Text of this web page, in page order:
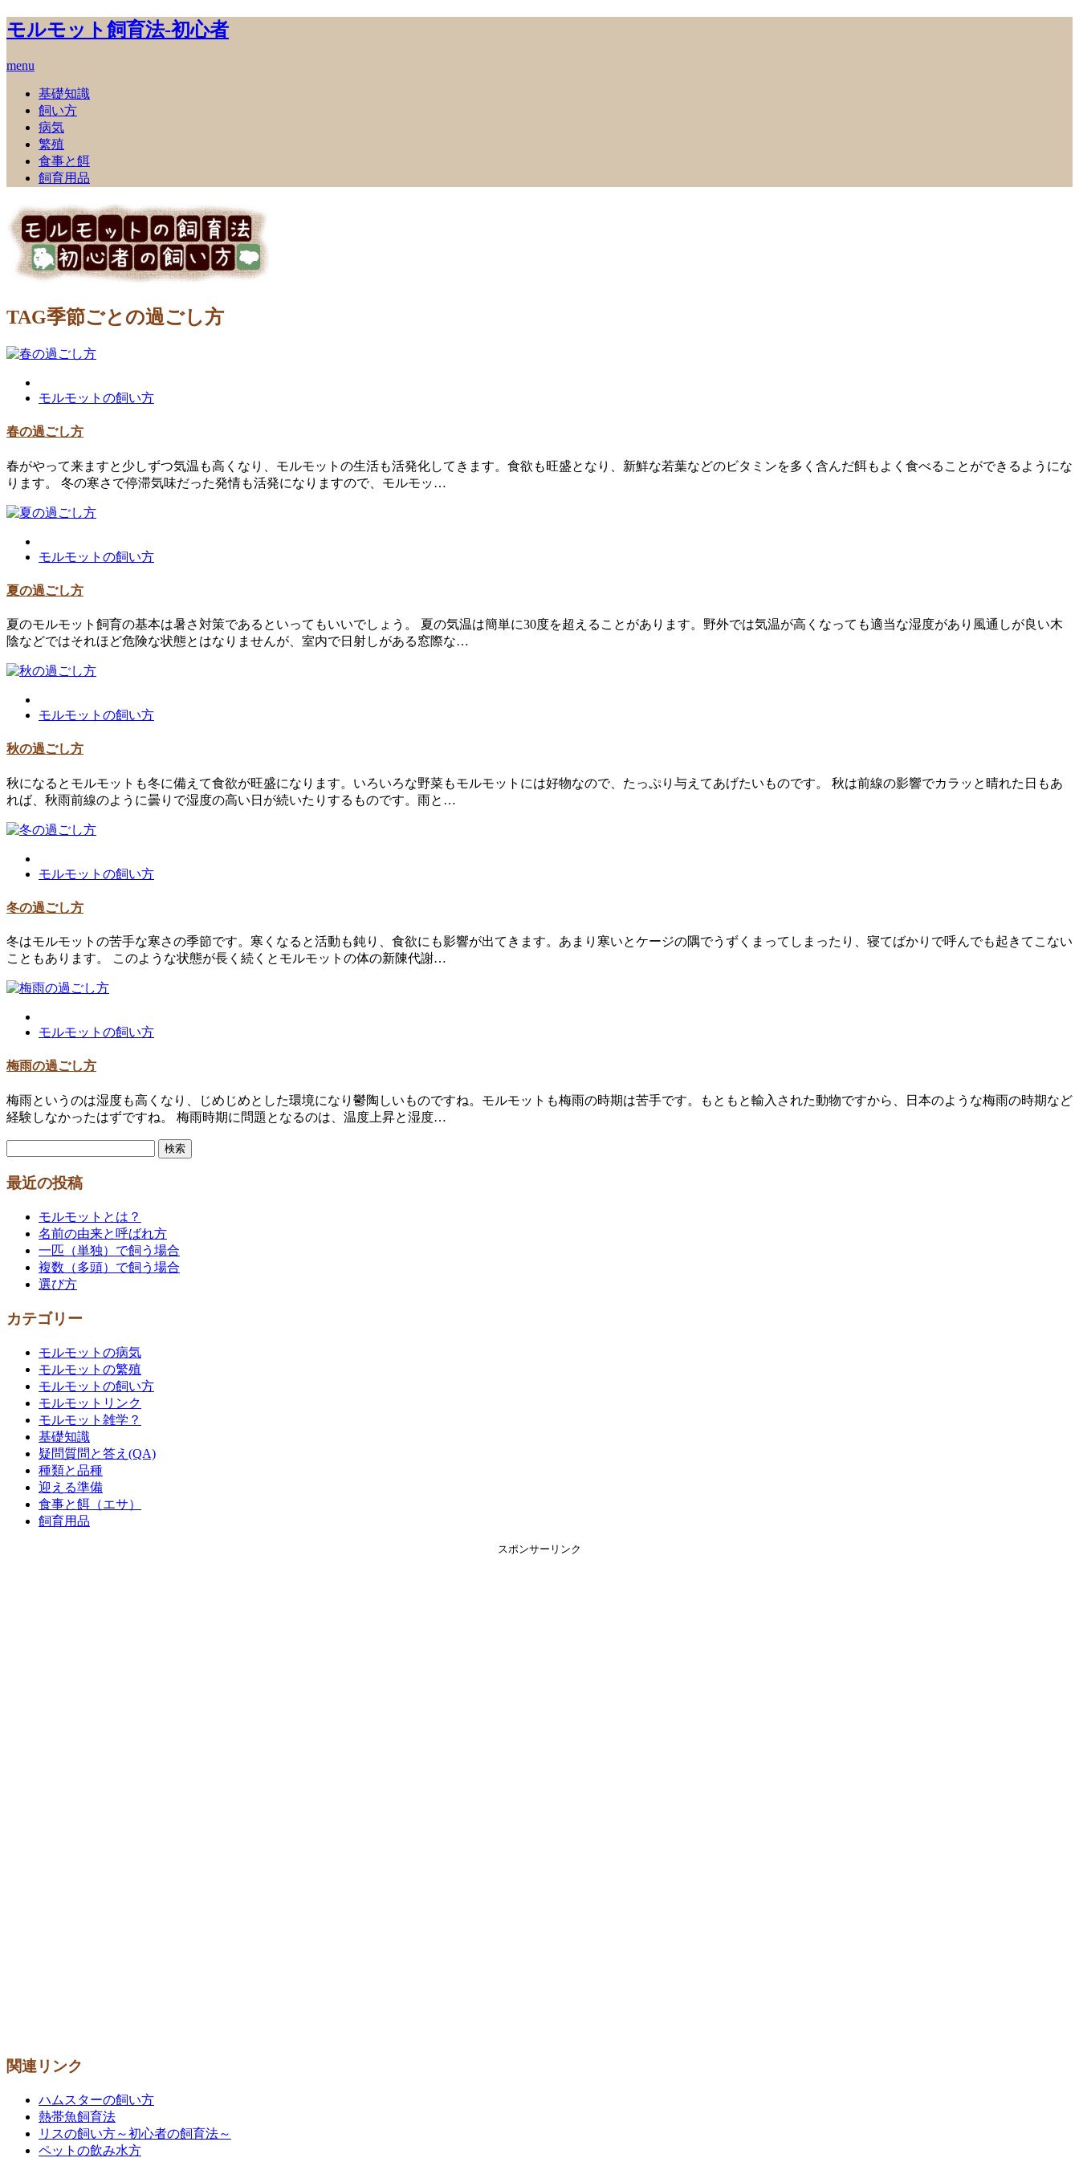
モルモット飼育法‐初心者
menu
基礎知識
飼い方
病気
繁殖
食事と餌
飼育用品
TAG季節ごとの過ごし方
モルモットの飼い方
春の過ごし方
春がやって来ますと少しずつ気温も高くなり、モルモットの生活も活発化してきます。食欲も旺盛となり、新鮮な若葉などのビタミンを多く含んだ餌もよく食べることができるようにな
ります。 冬の寒さで停滞気味だった発情も活発になりますので、モルモッ…
モルモットの飼い方
夏の過ごし方
夏のモルモット飼育の基本は暑さ対策であるといってもいいでしょう。 夏の気温は簡単に30度を超えることがあります。野外では気温が高くなっても適当な湿度があり風通しが良い木
陰などではそれほど危険な状態とはなりませんが、室内で日射しがある窓際な…
モルモットの飼い方
秋の過ごし方
秋になるとモルモットも冬に備えて食欲が旺盛になります。いろいろな野菜もモルモットには好物なので、たっぷり与えてあげたいものです。 秋は前線の影響でカラッと晴れた日もあ
れば、秋雨前線のように曇りで湿度の高い日が続いたりするものです。雨と…
モルモットの飼い方
冬の過ごし方
冬はモルモットの苦手な寒さの季節です。寒くなると活動も鈍り、食欲にも影響が出てきます。あまり寒いとケージの隅でうずくまってしまったり、寝てばかりで呼んでも起きてこない
こともあります。 このような状態が長く続くとモルモットの体の新陳代謝…
モルモットの飼い方
梅雨の過ごし方
梅雨というのは湿度も高くなり、じめじめとした環境になり鬱陶しいものですね。モルモットも梅雨の時期は苦手です。もともと輸入された動物ですから、日本のような梅雨の時期など
経験しなかったはずですね。 梅雨時期に問題となるのは、温度上昇と湿度…
最近の投稿
モルモットとは？
名前の由来と呼ばれ方
一匹（単独）で飼う場合
複数（多頭）で飼う場合
選び方
カテゴリー
モルモットの病気
モルモットの繁殖
モルモットの飼い方
モルモットリンク
モルモット雑学？
基礎知識
疑問質問と答え(QA)
種類と品種
迎える準備
食事と餌（エサ）
飼育用品
スポンサーリンク
関連リンク
ハムスターの飼い方
熱帯魚飼育法
リスの飼い方～初心者の飼育法～
ペットの飲み水方